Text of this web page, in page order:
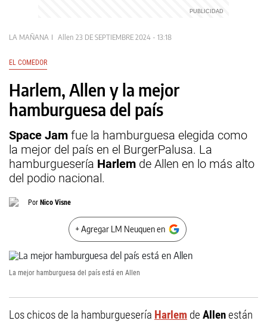
LA MAÑANA Allen 23 DE SEPTIEMBRE 2024 - 13:18
EL COMEDOR
Harlem, Allen y la mejor
hamburguesa del país
Space Jam fue la hamburguesa elegida como
la mejor del país en el BurgerPalusa. La
hamburguesería Harlem de Allen en lo más alto
del podio nacional.
Por Nico Visne
+ Agregar LM Neuquen en
La mejor hamburguesa del país está en Allen
Los chicos de la hamburguesería Harlem de Allenestán